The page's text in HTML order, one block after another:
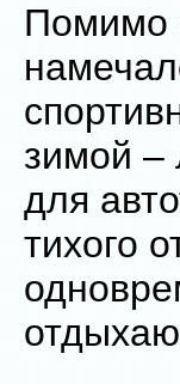
Помимо
зимой –
для
тихого